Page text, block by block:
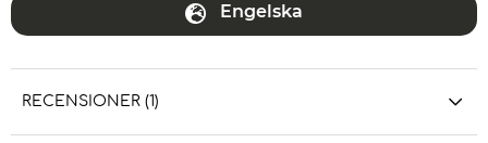
Engelska
RECENSIONER (1)